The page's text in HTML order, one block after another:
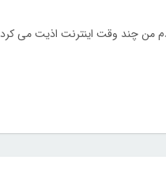
من چند وقت اینترنت اذیت می کرد